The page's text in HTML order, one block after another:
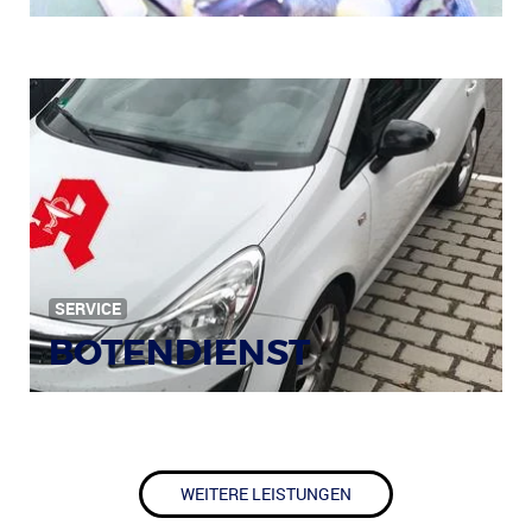
SERVICE
BOTENDIENST
WEITERE LEISTUNGEN